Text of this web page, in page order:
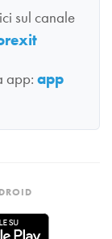
sul canale
app: app